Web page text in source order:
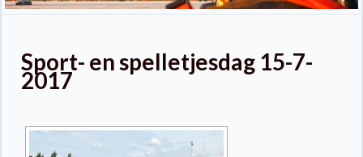
Sport- en spelletjesdag 15-7-
2017